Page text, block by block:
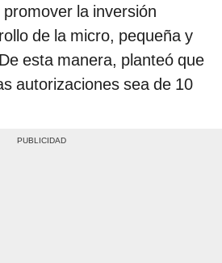
promover la inversión
de la micro, pequeña y
esta manera, planteó que
autorizaciones sea de 10